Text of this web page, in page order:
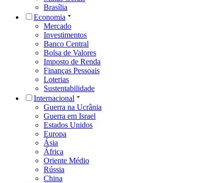
Brasília
Economia
Mercado
Investimentos
Banco Central
Bolsa de Valores
Imposto de Renda
Finanças Pessoais
Loterias
Sustentabilidade
Internacional
Guerra na Ucrânia
Guerra em Israel
Estados Unidos
Europa
Ásia
África
Oriente Médio
Rússia
China